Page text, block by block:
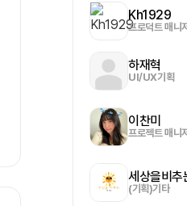
Kh1929
프로덕트 매니
하재혁
UI/UX기획
이찬미
프로젝트 매니
(기획)기타